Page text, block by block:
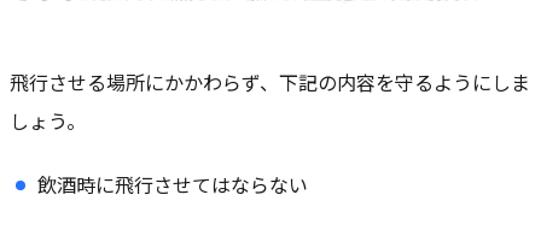
飛行させる場所にかかわらず、下記の内容を守るようにしま
しょう。
飲酒時に飛行させてはならない